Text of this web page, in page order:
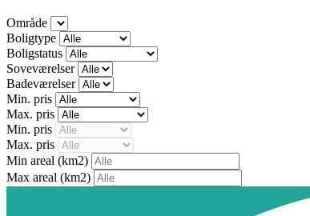
Område
Boligtype
Boligstatus
Soveværelser
Badeværelser
Min. pris
Max. pris
Min. pris
Max. pris
Min areal (km2)
Max areal (km2)